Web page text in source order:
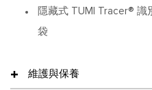
隱藏式 TUMI Tracer® 識
袋
維護與保養